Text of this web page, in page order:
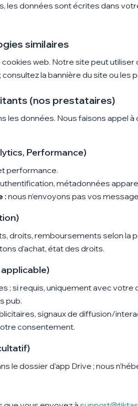
les données sont écrites dans
similaires
cookies web. Notre site peut
la bannière du site ou les
(nos prestataires)
les données. Nous faisons appel
Performance)
performance.
métadonnées
: nous n’envoyons pas vos
droits, remboursements selon la
d’achat, état des droits.
; si requis, uniquement avec
pub.
signaux de diffusion/
consentement.
le dossier d’app Drive ; nous